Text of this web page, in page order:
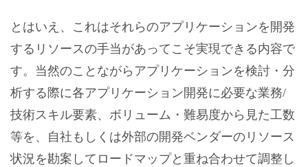
とはいえ、これはそれらのアプリケーションを開発
するリソースの手当があってこそ実現できる内容で
す。当然のことながらアプリケーションを検討・分
析する際に各アプリケーション開発に必要な業務/
技術スキル要素、ボリューム・難易度から見た工数
等を、自社もしくは外部の開発ベンダーのリソース
状況を勘案してロードマップと重ね合わせて調整し